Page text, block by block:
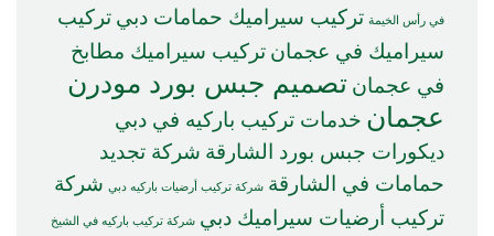
في رأس الخيمة تركيب سيراميك حمامات دبيتركيب
سيراميك في عجمانتركيب سيراميك مطابخ
في عجمان تصميم جبس بورد مودرن
عجمان خدمات تركيب باركيه في دبي
ديكورات جبس بورد الشارقة شركة تجديد
حمامات في الشارقة شركة تركيب أرضيات باركيه دبي شركة
تركيب أرضيات سيراميك دبي شركة تركيب باركيه في الشيخ